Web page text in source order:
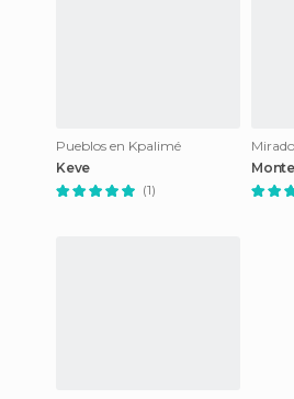
Pueblos en Kpalimé
Keve
(1)